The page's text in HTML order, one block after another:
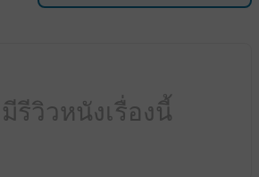
รีวิวหนังเรื่องนี้